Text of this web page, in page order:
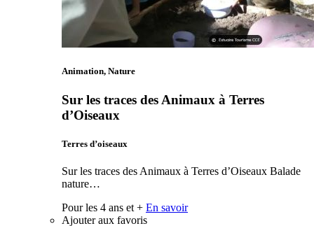
Animation, Nature
Sur les traces des Animaux à Terres
d’Oiseaux
Terres d’oiseaux
Sur les traces des Animaux à Terres d’Oiseaux Balade
nature…
Pour les 4 ans et + En savoir
Ajouter aux favoris